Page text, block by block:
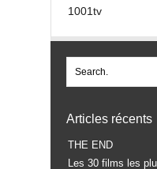
1001tv
Articles récents
THE END
Les 30 films les